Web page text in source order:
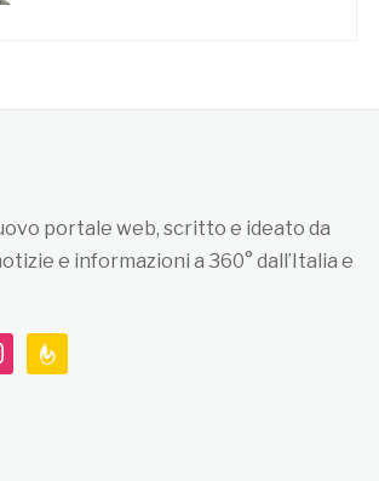
portale web, scritto e ideato da
e informazioni a 360° dall’Italia e
feedburner